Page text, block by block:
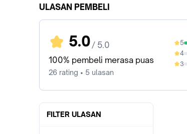
ULASAN PEMBELI
5.0 / 5.0
100% pembeli merasa puas
26 rating • 5 ulasan
5
4
0%
3
0%
FILTER ULASAN